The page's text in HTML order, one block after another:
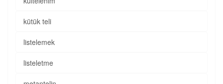
kütük teli
listelemek
listeletme